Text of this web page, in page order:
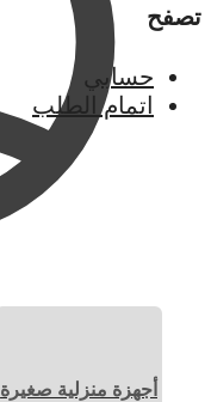
تصفح
حسابي
اتمام الطلب
أجهزة منزلية صغيرة